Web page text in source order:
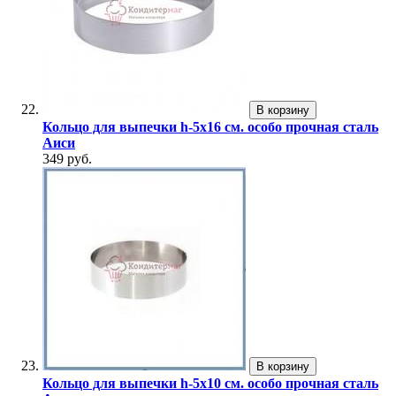
В корзину
Кольцо для выпечки h-5х16 см. особо прочная сталь
Аиси
349 руб.
В корзину
Кольцо для выпечки h-5х10 см. особо прочная сталь